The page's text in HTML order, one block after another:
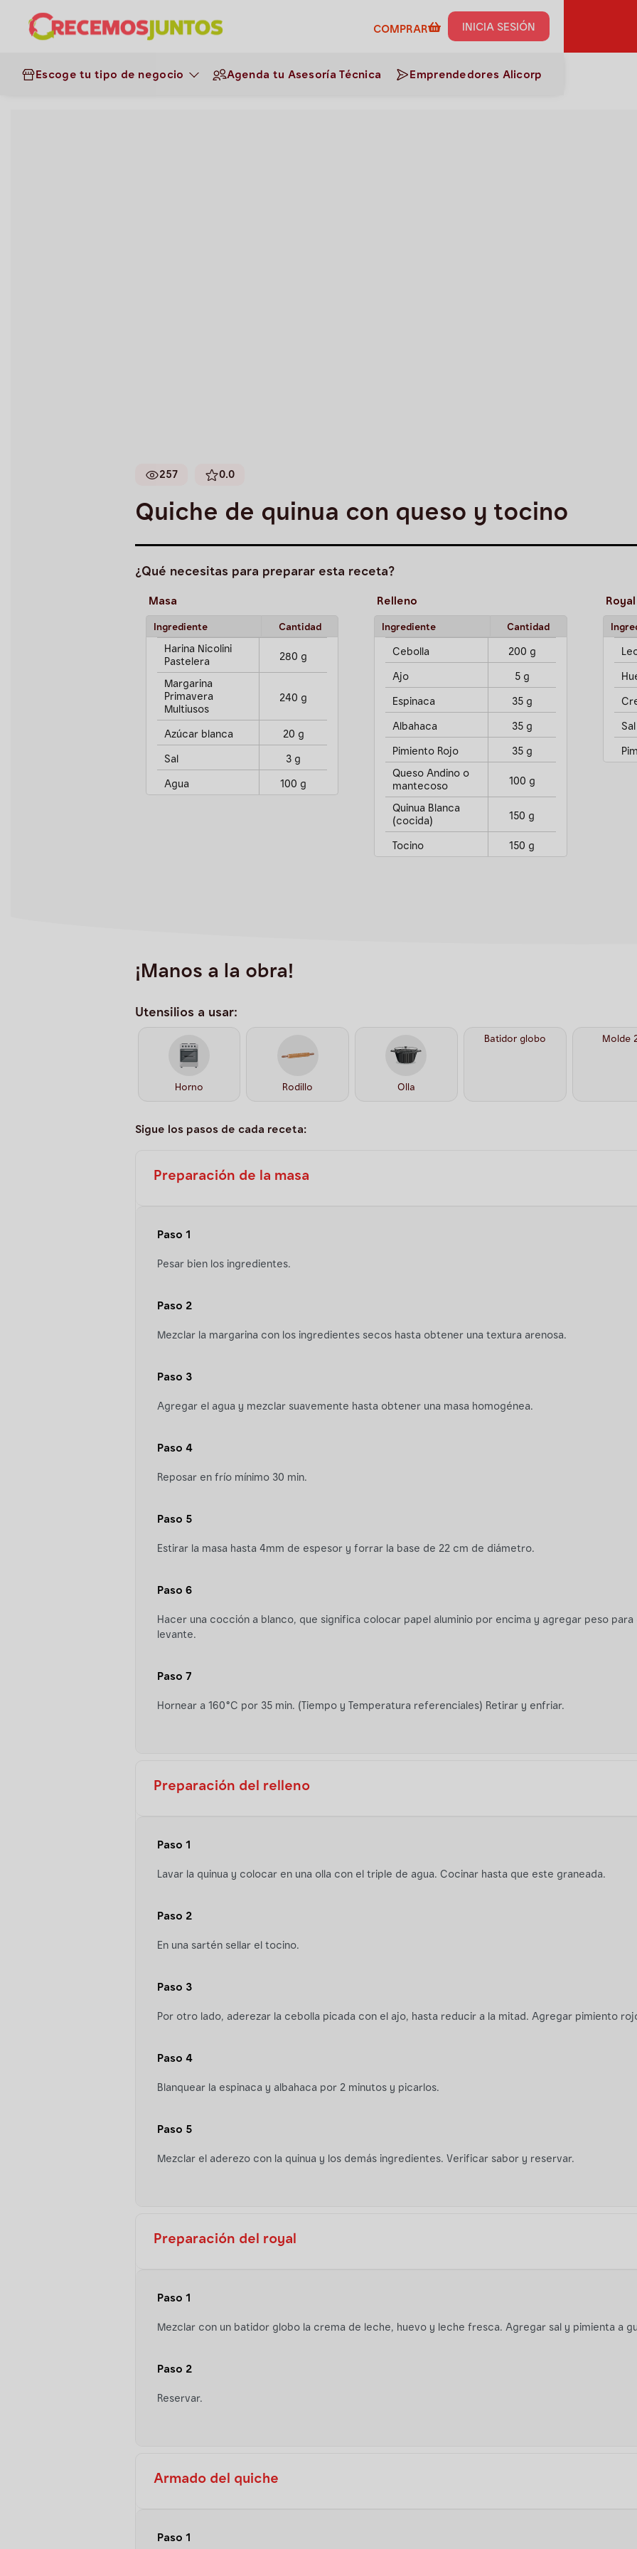
COMPRAR INICIA SESIÓN
Escoge tu tipo de negocio Agenda tu Asesoría Técnica Emprendedores Alicorp
¡Haz clic aquí y obtén los insumos de esta receta al
instante!
Negocios > Panaderías > Quiche de quinua con queso y tocino
257 0.0
Quiche de quinua con queso y tocino
¿Qué necesitas para preparar esta receta?
Masa
Ingrediente Cantidad
Harina Nicolini
Pastelera
280 g
Margarina
Primavera
Multiusos
240 g
Azúcar blanca 20 g
Sal 3 g
Agua 100 g
Relleno
Ingrediente Cantidad
Cebolla 200 g
Ajo 5 g
Espinaca 35 g
Albahaca 35 g
Pimiento Rojo 35 g
Queso Andino o
mantecoso
100 g
Quinua Blanca
(cocida)
150 g
Tocino 150 g
Royal
Sal
¡Manos a la obra!
Utensilios a usar:
Horno Rodillo Olla
Batidor globo Molde
Sigue los pasos de cada receta:
Preparación de la masa
Paso 1
Pesar bien los ingredientes.
Paso 2
Mezclar la margarina con los ingredientes secos hasta obtener una textura arenosa.
Paso 3
Agregar el agua y mezclar suavemente hasta obtener una masa homogénea.
Paso 4
Reposar en frío mínimo 30 min.
Paso 5
Estirar la masa hasta 4mm de espesor y forrar la base de 22 cm de diámetro.
Paso 6
Hacer una cocción a blanco, que significa colocar papel aluminio por encima y agregar peso para
levante.
Paso 7
Hornear a 160°C por 35 min. (Tiempo y Temperatura referenciales) Retirar y enfriar.
Preparación del relleno
Paso 1
Lavar la quinua y colocar en una olla con el triple de agua. Cocinar hasta que este graneada.
Paso 2
En una sartén sellar el tocino.
Paso 3
Por otro lado, aderezar la cebolla picada con el ajo, hasta reducir a la mitad. Agregar pimiento
Paso 4
Blanquear la espinaca y albahaca por 2 minutos y picarlos.
Paso 5
Mezclar el aderezo con la quinua y los demás ingredientes. Verificar sabor y reservar.
Preparación del royal
Paso 1
Mezclar con un batidor globo la crema de leche, huevo y leche fresca. Agregar sal y pimienta a
Paso 2
Reservar.
Armado del quiche
Paso 1